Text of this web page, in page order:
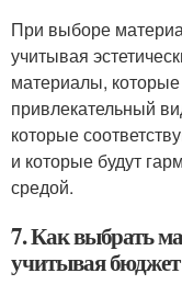
При выборе
учитывая
материалы,
привлекательный
которые
и которые будут
средой.
7. Как выбрать
учитывая бюджет